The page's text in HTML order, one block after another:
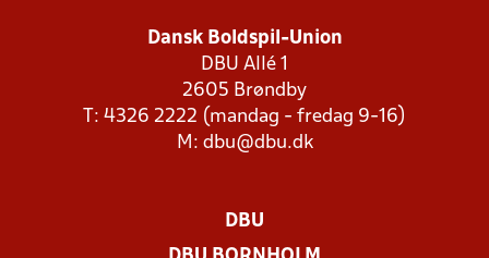
Dansk Boldspil-Union
DBU Allé 1
2605 Brøndby
T: 4326 2222 (mandag - fredag 9-16)
M: dbu@dbu.dk
DBU